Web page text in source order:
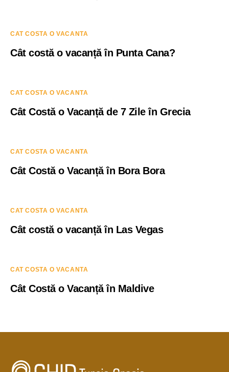
CAT COSTA O VACANTA
Cât costă o vacanță în Punta Cana?
CAT COSTA O VACANTA
Cât Costă o Vacanță de 7 Zile în Grecia
CAT COSTA O VACANTA
Cât Costă o Vacanță în Bora Bora
CAT COSTA O VACANTA
Cât costă o vacanță în Las Vegas
CAT COSTA O VACANTA
Cât Costă o Vacanță în Maldive